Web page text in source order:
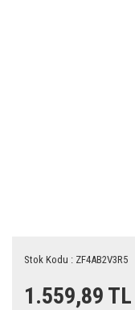
Stok Kodu : ZF4AB2V3R5
1.559,89 TL